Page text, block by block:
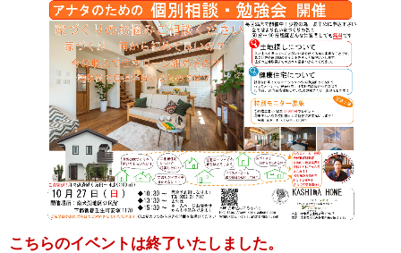
こちらのイベントは終了いたしました。